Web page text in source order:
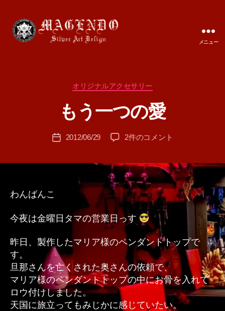
メニュー
カ
ゴ
リ
オリジナルアクセサリー
もう一つの愛
投
作
成
者
T
A
投
2012/06/29
も
つ
の
愛
へ
の
2件のコメント
わんばんこ
今夜は金曜日タマの営業日っす
昨日、製作したマリア様のペンダントトップで
す。
旦那さんを亡くされた奥さんの依頼で、
マリア様のペンダントトップの中にお骨を入れて
ロウ付けしました。
天国に旅立ってもみじかに感じていたい。